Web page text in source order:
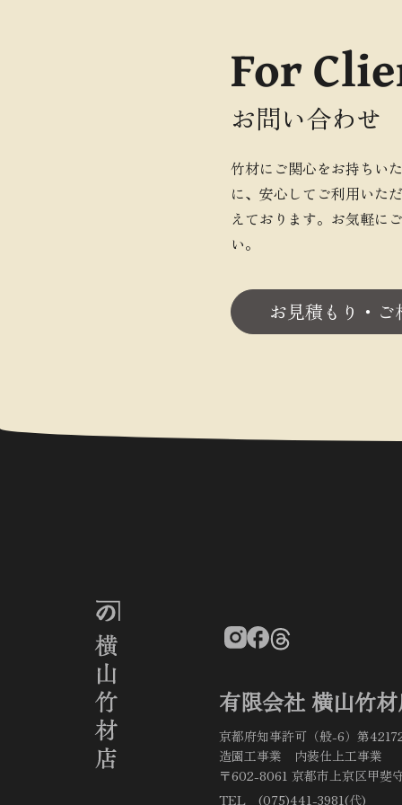
For
お問い合わせ
竹材にご関心をお持ちい
に、安心してご利用いた
えております。お気軽に
い。
お見積もり・ご
有限会社 横山竹
京都府知事許可（般-6）第
造園工事業 内装仕上工事業
〒602-8061 京都市上京区甲斐
TEL (075)441-3981(代)